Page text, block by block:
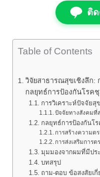
ติ
Table of Contents
วิจัยสาธารณสุขเชิงลึก:
กลยุทธ์การป้องกันโรค
การวิเคราะห์ปัจจัย
ปัจจัยทางสังคมที่
กลยุทธ์การป้องกันโ
การสร้างความต
การส่งเสริมการ
มุมมองจากผมที่มีปร
บทสรุป
ถาม-ตอบ ข้อสงสัยเ